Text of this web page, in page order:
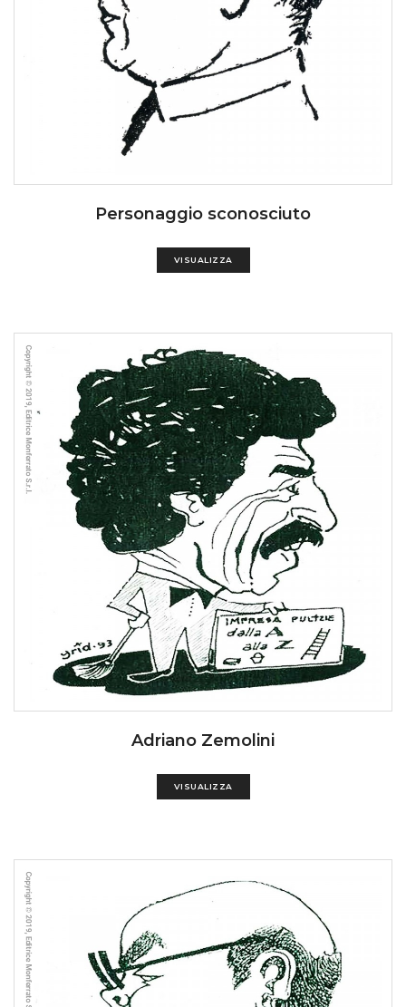
Personaggio sconosciuto
VISUALIZZA
Adriano Zemolini
VISUALIZZA